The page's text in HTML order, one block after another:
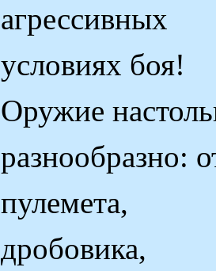
агрессивных
условиях боя!
Оружие
разнообразно:
пулемета,
дробовика,